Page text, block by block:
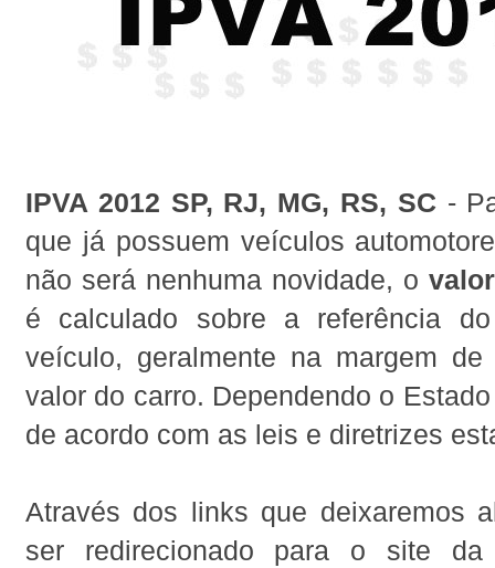
IPVA 2012 SP, RJ, MG, RS, SC-
que já possuem veículos
não será nenhuma novidade, o
é calculado sobre a referência
veículo, geralmente na margem
valor do carro. Dependendo o
de acordo com as leis e diretrizes
Através dos links que deixaremos
ser redirecionado para o site da